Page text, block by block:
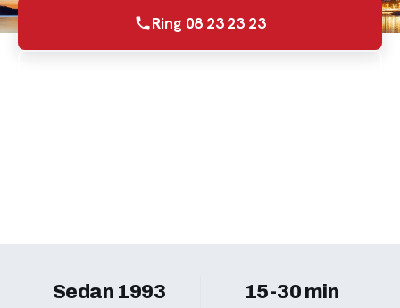
Ring 08 23 23 23
Sedan 1993 15-30 min